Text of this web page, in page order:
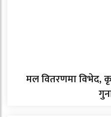
मल वितरणमा विभेद,